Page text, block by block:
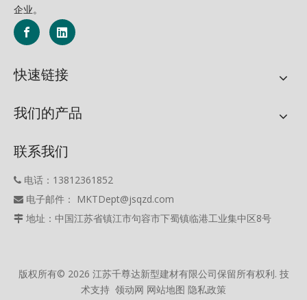
企业。
快速链接
我们的产品
联系我们
 电话：13812361852
 电子邮件： MKTDept@jsqzd.com
 地址：中国江苏省镇江市句容市下蜀镇临港工业集中区8号
版权所有© 2026 江苏千尊达新型建材有限公司保留所有权利. 技
术支持 领动网 网站地图 隐私政策